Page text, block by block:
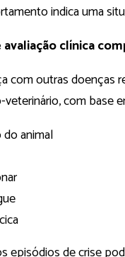
indica uma
clínica
com outras doenças
com base
animal
episódios de crise